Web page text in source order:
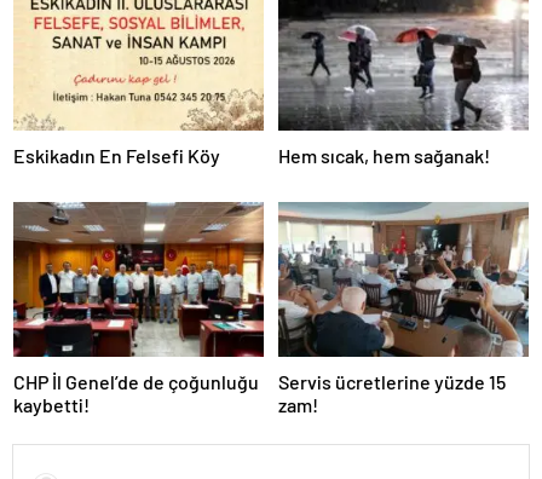
Eskikadın En Felsefi Köy Hem sıcak, hem sağanak!
CHP İl Genel’de de çoğunluğu
kaybetti!
Servis ücretlerine yüzde 15
zam!